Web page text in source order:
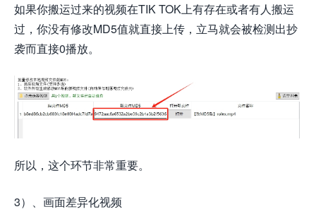
如果你搬运过来的视频在TIK TOK上有存在或者有人搬运
过，你没有修改MD5值就直接上传，立马就会被检测出抄
袭而直接0播放。
所以，这个环节非常重要。
3）、画面差异化视频